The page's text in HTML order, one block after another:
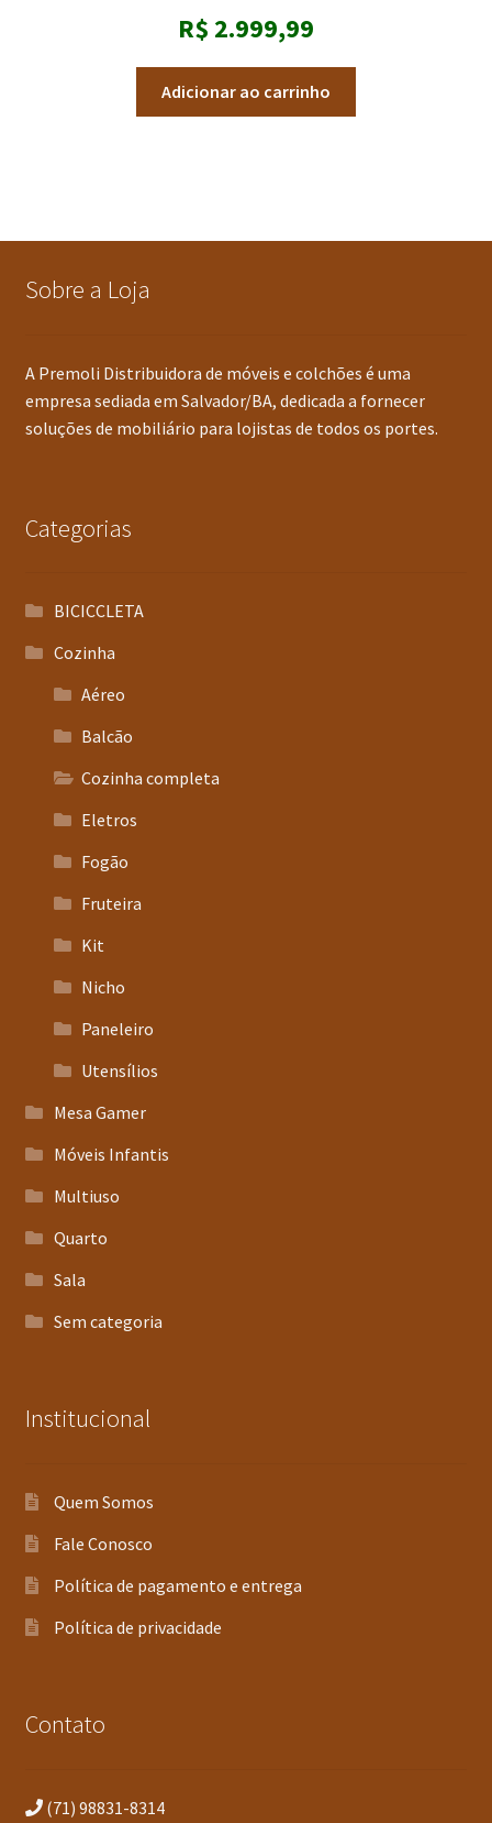
R$ 2.999,99
Adicionar ao carrinho
Sobre a Loja
A Premoli Distribuidora de móveis e colchões é uma
empresa sediada em Salvador/BA, dedicada a fornecer
soluções de mobiliário para lojistas de todos os portes.
Categorias
BICICCLETA
Cozinha
Aéreo
Balcão
Cozinha completa
Eletros
Fogão
Fruteira
Kit
Nicho
Paneleiro
Utensílios
Mesa Gamer
Móveis Infantis
Multiuso
Quarto
Sala
Sem categoria
Institucional
Quem Somos
Fale Conosco
Política de pagamento e entrega
Política de privacidade
Contato
(71) 98831-8314